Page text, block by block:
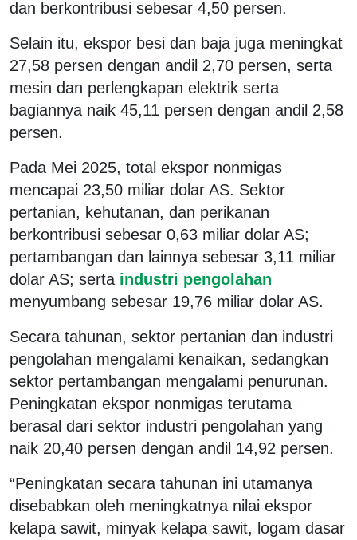
dan berkontribusi sebesar 4,50 persen.
Selain itu, ekspor besi dan baja juga meningkat
27,58 persen dengan andil 2,70 persen, serta
mesin dan perlengkapan elektrik serta
bagiannya naik 45,11 persen dengan andil 2,58
persen.
Pada Mei 2025, total ekspor nonmigas
mencapai 23,50 miliar dolar AS. Sektor
pertanian, kehutanan, dan perikanan
berkontribusi sebesar 0,63 miliar dolar AS;
pertambangan dan lainnya sebesar 3,11 miliar
dolar AS; serta industri pengolahan
menyumbang sebesar 19,76 miliar dolar AS.
Secara tahunan, sektor pertanian dan industri
pengolahan mengalami kenaikan, sedangkan
sektor pertambangan mengalami penurunan.
Peningkatan ekspor nonmigas terutama
berasal dari sektor industri pengolahan yang
naik 20,40 persen dengan andil 14,92 persen.
“Peningkatan secara tahunan ini utamanya
disebabkan oleh meningkatnya nilai ekspor
kelapa sawit, minyak kelapa sawit, logam dasar